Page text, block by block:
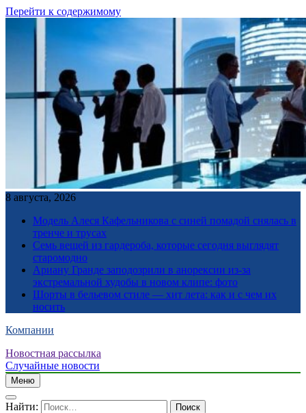
Перейти к содержимому
8 августа, 2026
Модель Алеся Кафельникова с синей помадой снялась в
тренче и трусах
Семь вещей из гардероба, которые сегодня выглядят
старомодно
Ариану Гранде заподозрили в анорексии из-за
экстремальной худобы в новом клипе: фото
Шорты в бельевом стиле — хит лета: как и с чем их
носить
Компании
Новостная рассылка
Случайные новости
Меню
Найти: